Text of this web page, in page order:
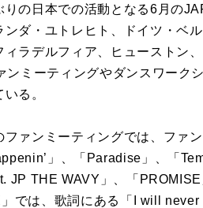
りの日本での活動となる6月の
ンダ・ユトレヒト、ドイツ・ベ
ィラデルフィア、ヒューストン
ンミーティングやダンスワーク
る。
ファンミーティングでは、ファ
」、「Paradise」、「
JP THE WAVY」、「
」では、歌詞にある「I will